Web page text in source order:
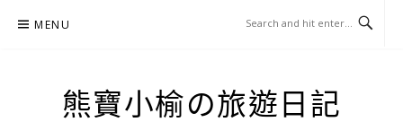
MENU
熊寶小榆の旅遊日記